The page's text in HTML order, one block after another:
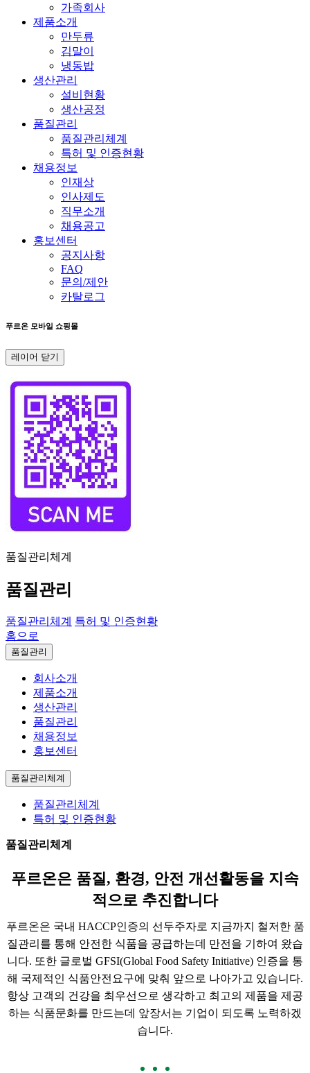
가족회사
제품소개
만두류
김말이
냉동밥
생산관리
설비현황
생산공정
품질관리
품질관리체계
특허 및 인증현황
채용정보
인재상
인사제도
직무소개
채용공고
홍보센터
공지사항
FAQ
문의/제안
카탈로그
푸르온 모바일 쇼핑몰
레이어 닫기
품질관리체계
품질관리
품질관리체계 특허 및 인증현황
홈으로
품질관리
회사소개
제품소개
생산관리
품질관리
채용정보
홍보센터
품질관리체계
품질관리체계
특허 및 인증현황
품질관리체계
푸르온은 품질, 환경, 안전 개선활동을 지속
적으로 추진합니다
푸르온은 국내 HACCP인증의 선두주자로 지금까지 철저한 품
질관리를 통해 안전한 식품을 공급하는데 만전을 기하여 왔습
니다. 또한 글로벌 GFSI(Global Food Safety Initiative) 인증을 통
해 국제적인 식품안전요구에 맞춰 앞으로 나아가고 있습니다.
항상 고객의 건강을 최우선으로 생각하고 최고의 제품을 제공
하는 식품문화를 만드는데 앞장서는 기업이 되도록 노력하겠
습니다.